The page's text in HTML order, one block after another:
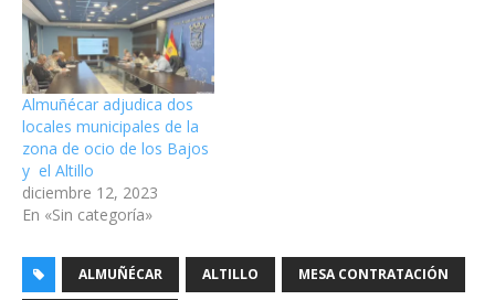
Almuñécar adjudica dos
locales municipales de la
zona de ocio de los Bajos
y el Altillo
diciembre 12, 2023
En «Sin categoría»
ALMUÑÉCAR ALTILLO MESA CONTRATACIÓN